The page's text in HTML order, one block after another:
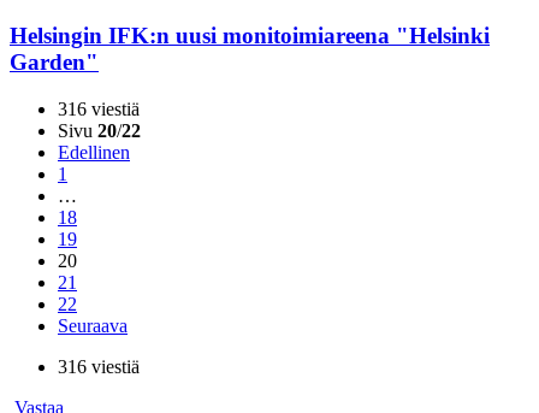
Helsingin IFK:n uusi monitoimiareena "Helsinki
Garden"
316 viestiä
Sivu 20/22
Edellinen
1
…
18
19
20
21
22
Seuraava
316 viestiä
Vastaa